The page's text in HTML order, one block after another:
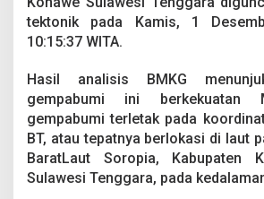
k
a
s
S
s
a
tektonik pada Kamis, 1
10:15:37 WITA.
Hasil analisis BMKG
gempabumi ini berkekuatan
gempabumi terletak pada
BT, atau tepatnya berlokasi di laut
BaratLaut Soropia, Kabupaten
Sulawesi Tenggara, pada